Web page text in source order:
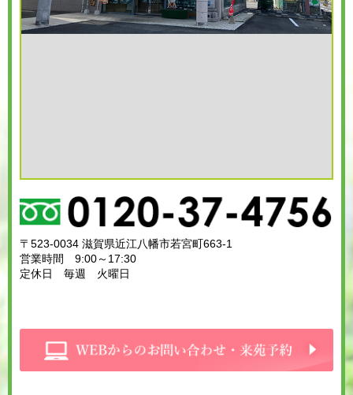
〒523-0034 滋賀県近江八幡市若宮町663-1
営業時間 9:00～17:30
定休日 毎週 火曜日